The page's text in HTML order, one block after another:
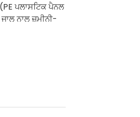
ਪਲਾਸਟਿਕ ਪੈਨਲ
ਨਾਲ ਜ਼ਮੀਨੀ-